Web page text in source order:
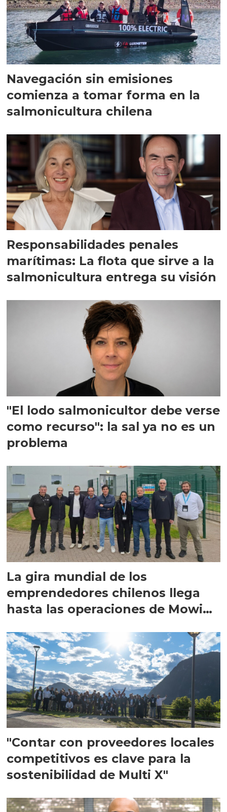
Navegación sin emisiones
comienza a tomar forma en la
salmonicultura chilena
Responsabilidades penales
marítimas: La flota que sirve a la
salmonicultura entrega su visión
"El lodo salmonicultor debe verse
como recurso": la sal ya no es un
problema
La gira mundial de los
emprendedores chilenos llega
hasta las operaciones de Mowi
"Contar con proveedores locales
competitivos es clave para la
sostenibilidad de Multi X"